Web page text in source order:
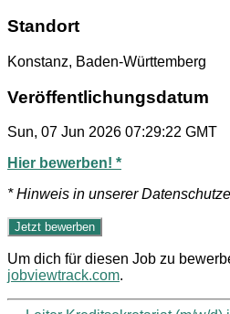
Standort
Konstanz, Baden-Württemberg
Veröffentlichungsdatum
Sun, 07 Jun 2026 07:29:22 GMT
Hier bewerben! *
* Hinweis in unserer
Um dich für diesen Job zu
jobviewtrack.com.